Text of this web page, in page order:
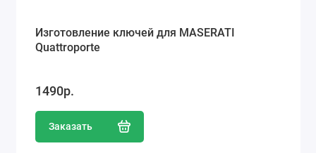
Изготовление ключей для MASERATI
Quattroporte
1490р.
Заказать